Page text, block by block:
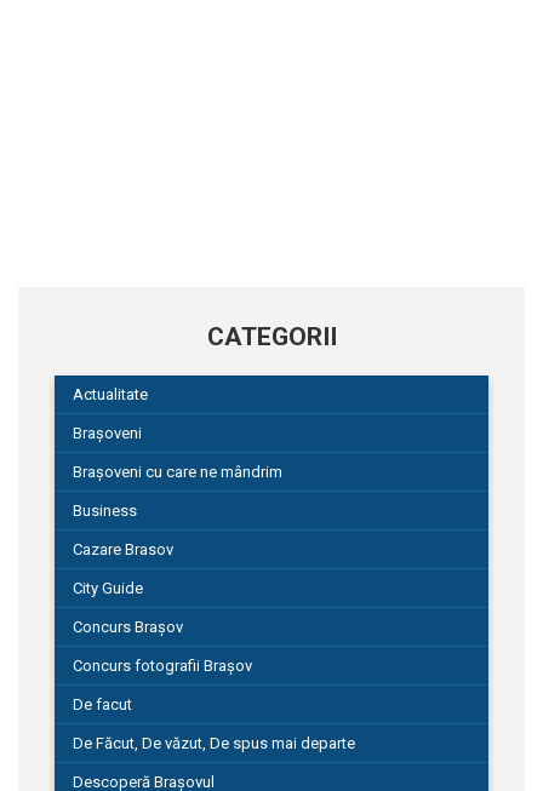
CATEGORII
Actualitate
Brașoveni
Brașoveni cu care ne mândrim
Business
Cazare Brasov
City Guide
Concurs Brașov
Concurs fotografii Brașov
De facut
De Făcut, De văzut, De spus mai departe
Descoperă Brașovul